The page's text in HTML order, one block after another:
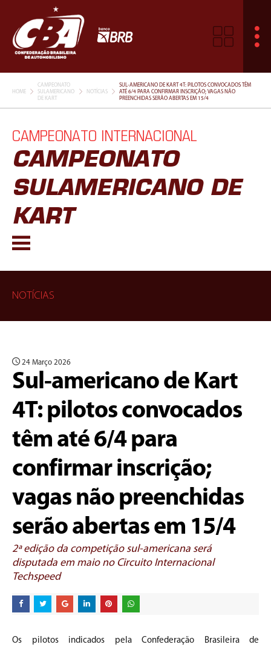
HOME
CAMPEONATO
SULAMERICANO
DE KART
NOTÍCIAS
SUL-AMERICANO DE KART 4T: PILOTOS CONVOCADOS TÊM
ATÉ 6/4 PARA CONFIRMAR INSCRIÇÃO; VAGAS NÃO
PREENCHIDAS SERÃO ABERTAS EM 15/4
CAMPEONATO INTERNACIONAL
CAMPEONATO
SULAMERICANO DE
KART
NOTÍCIAS
24 Março 2026
Sul-americano de Kart
4T: pilotos convocados
têm até 6/4 para
confirmar inscrição;
vagas não preenchidas
serão abertas em 15/4
2ª edição da competição sul-americana será
disputada em maio no Circuito Internacional
Techspeed
Os pilotos indicados pela Confederação Brasileira de